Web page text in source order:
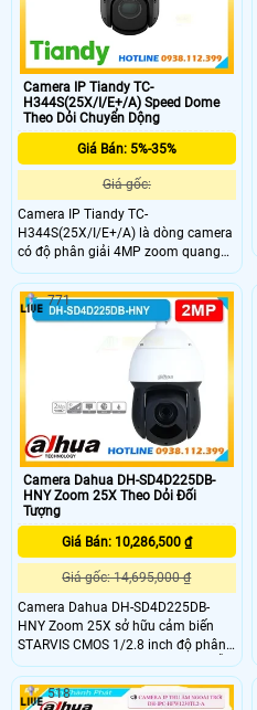
Camera IP Tiandy TC-
H344S(25X/I/E+/A) Speed Dome
Theo Dỏi Chuyển Dộng
Giá Bán: 5%-35%
Giá gốc:
Camera IP Tiandy TC-
H344S(25X/I/E+/A) là dòng camera
có độ phân giải 4MP zoom quang
học 25x và zoom số 16. Tầm quan
sát hồng ngoại ban đêm lên đến
150m. Trang bị công nghệ AI thông
minh và theo dõi tự động. Khe cắm
thẻ Micro SD dung lượng tối đa
512GB.
Camera Dahua DH-SD4D225DB-
HNY Zoom 25X Theo Dỏi Đối
Tượng
Giá Bán: 10,286,500 ₫
Giá gốc: 14,695,000 ₫
Camera Dahua DH-SD4D225DB-
HNY Zoom 25X sở hữu cảm biến
STARVIS CMOS 1/2.8 inch độ phân
giải 2MP ghi hình mượt ở 30fps hỗ
trợ zoom quang học 25x cùng zoom
số 16x quan sát chi tiết tầm xa
771
518